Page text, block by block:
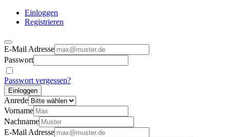
Einloggen
Registrieren
E-Mail Adresse
Passwort
Passwort vergessen?
Einloggen
Anrede
Vorname
Nachname
E-Mail Adresse